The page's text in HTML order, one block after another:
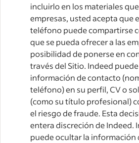
incluirlo en los materiales
empresas, usted acepta que
teléfono puede compartirse
que se pueda ofrecer a las
posibilidad de ponerse en
través del Sitio. Indeed
información de contacto
teléfono) en su perfil, CV o
(como su título profesional)
el riesgo de fraude. Esta
entera discreción de Indeed.
puede ocultar la información